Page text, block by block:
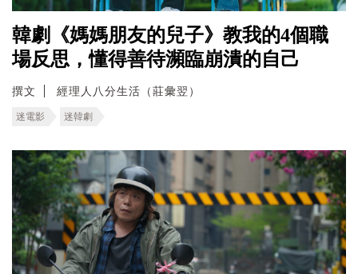
韓劇《媽媽朋友的兒子》教我的4個職
場反思，懂得善待瀕臨崩潰的自己
撰文 經理人八分生活（莊彙翌）
迷電影 迷韓劇